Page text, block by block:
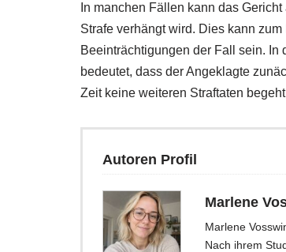
In manchen Fällen kann das
Strafe verhängt wird. Dies kann
Beeinträchtigungen der Fall sein.
bedeutet, dass der Angeklagte
Zeit keine weiteren Straftaten
Autoren Profil
Marlene
Marlene
Nach ihrem